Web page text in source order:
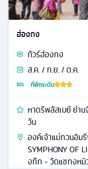
ฮ่องกง
ทัวร์ฮ่องกง
ส.ค. / ก.ย. / ต.ค.
ที่พักระดับ
หาดรีพลัสเบย์ ย่า
วัน
องค์เจ้าแม่กวนอิม
SYMPHONY OF
งก๊ก - วัดแชกงหมิ